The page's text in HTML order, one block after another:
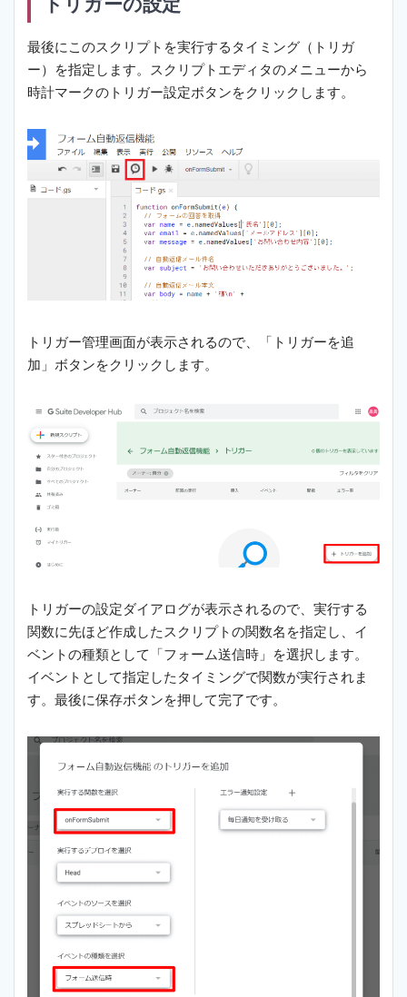
最後にこのスクリプトを実行するタイミング（トリガ
ー）を指定します。スクリプトエディタのメニューから
時計マークのトリガー設定ボタンをクリックします。
トリガー管理画面が表示されるので、「トリガーを追
加」ボタンをクリックします。
トリガーの設定ダイアログが表示されるので、実行する
関数に先ほど作成したスクリプトの関数名を指定し、イ
ベントの種類として「フォーム送信時」を選択します。
イベントとして指定したタイミングで関数が実行されま
す。最後に保存ボタンを押して完了です。